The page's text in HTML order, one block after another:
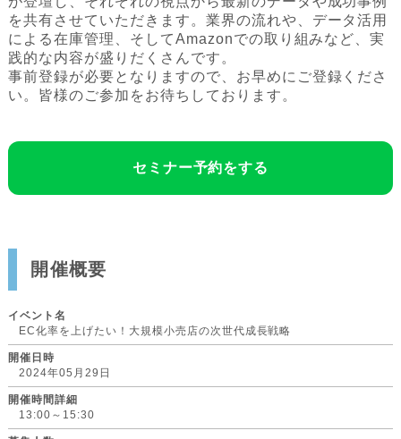
を共有させていただきます。業界の流れや、データ活用
による在庫管理、そしてAmazonでの取り組みなど、実
践的な内容が盛りだくさんです。
事前登録が必要となりますので、お早めにご登録くださ
い。皆様のご参加をお待ちしております。
セミナー予約をする
開催概要
イベント名
EC化率を上げたい！大規模小売店の次世代成長戦略
開催日時
2024年05月29日
開催時間詳細
13:00～15:30